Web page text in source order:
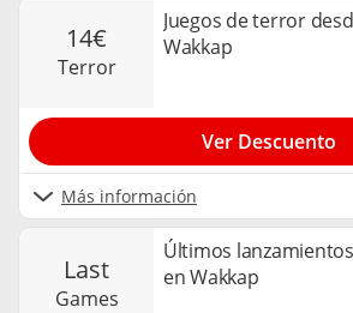
14€
terror
Juegos de terror
Wakkap
Más información
Ver Descuento
last
games
Últimos
en Wakkap